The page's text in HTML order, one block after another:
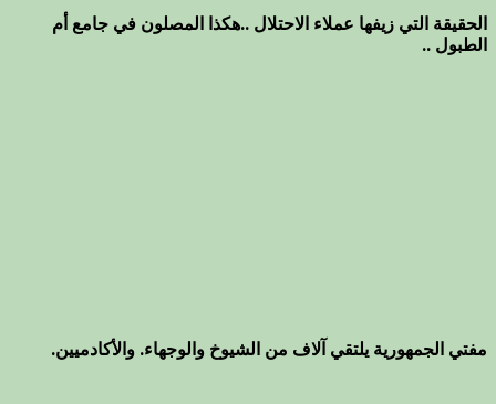
الحقيقة التي زيفها عملاء الاحتلال ..هكذا المصلون في جامع أم
الطبول ..
مفتي الجمهورية يلتقي آلاف من الشيوخ والوجهاء. والأكادميين.